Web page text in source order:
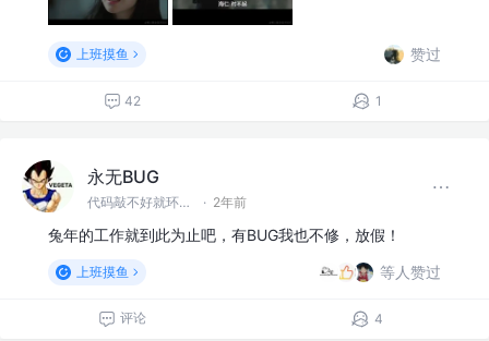
上班摸鱼 赞过
42 1
永无BUG
代码敲不好就环游世界！ · 2年前
兔年的工作就到此为止吧，有BUG我也不修，放假！
上班摸鱼 等人赞过
评论 4